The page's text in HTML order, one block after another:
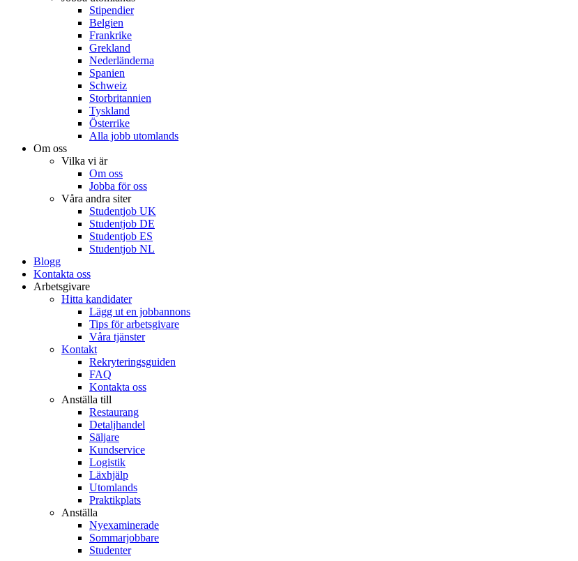
Stipendier
Belgien
Frankrike
Grekland
Nederländerna
Spanien
Schweiz
Storbritannien
Tyskland
Österrike
Alla jobb utomlands
Om oss
Vilka vi är
Om oss
Jobba för oss
Våra andra siter
Studentjob UK
Studentjob DE
Studentjob ES
Studentjob NL
Blogg
Kontakta oss
Arbetsgivare
Hitta kandidater
Lägg ut en jobbannons
Tips för arbetsgivare
Våra tjänster
Kontakt
Rekryteringsguiden
FAQ
Kontakta oss
Anställa till
Restaurang
Detaljhandel
Säljare
Kundservice
Logistik
Läxhjälp
Utomlands
Praktikplats
Anställa
Nyexaminerade
Sommarjobbare
Studenter